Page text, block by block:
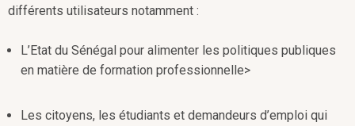
différents utilisateurs notamment :
L’Etat du Sénégal pour alimenter les politiques publiques
en matière de formation professionnelle>
Les citoyens, les étudiants et demandeurs d’emploi qui